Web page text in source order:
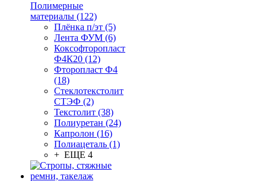
Полимерные
материалы (122)
Плёнка п/эт (5)
Лента ФУМ (6)
Коксофторопласт
Ф4К20 (12)
Фторопласт Ф4
(18)
Стеклотекстолит
СТЭФ (2)
Текстолит (38)
Полиуретан (24)
Капролон (16)
Полиацеталь (1)
+ ЕЩЕ 4